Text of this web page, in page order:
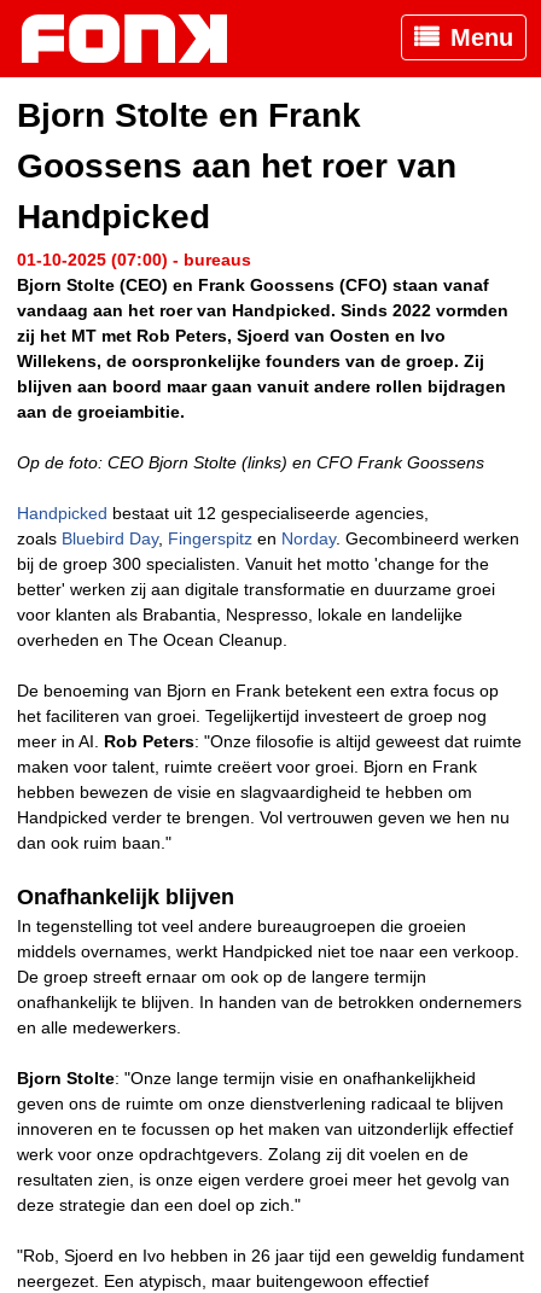
Menu
Bjorn Stolte en Frank
Goossens aan het roer van
Handpicked
01-10-2025 (07:00) - bureaus
Bjorn Stolte (CEO) en Frank Goossens (CFO) staan vanaf
vandaag aan het roer van Handpicked. Sinds 2022 vormden
zij het MT met Rob Peters, Sjoerd van Oosten en Ivo
Willekens, de oorspronkelijke founders van de groep. Zij
blijven aan boord maar gaan vanuit andere rollen bijdragen
aan de groeiambitie.
Op de foto: CEO Bjorn Stolte (links) en CFO Frank Goossens
Handpicked bestaat uit 12 gespecialiseerde agencies,
zoals Bluebird Day, Fingerspitz en Norday. Gecombineerd werken
bij de groep 300 specialisten. Vanuit het motto 'change for the
better' werken zij aan digitale transformatie en duurzame groei
voor klanten als Brabantia, Nespresso, lokale en landelijke
overheden en The Ocean Cleanup.
De benoeming van Bjorn en Frank betekent een extra focus op
het faciliteren van groei. Tegelijkertijd investeert de groep nog
meer in AI. Rob Peters: "Onze filosofie is altijd geweest dat ruimte
maken voor talent, ruimte creëert voor groei. Bjorn en Frank
hebben bewezen de visie en slagvaardigheid te hebben om
Handpicked verder te brengen. Vol vertrouwen geven we hen nu
dan ook ruim baan."
Onafhankelijk blijven
In tegenstelling tot veel andere bureaugroepen die groeien
middels overnames, werkt Handpicked niet toe naar een verkoop.
De groep streeft ernaar om ook op de langere termijn
onafhankelijk te blijven. In handen van de betrokken ondernemers
en alle medewerkers.
Bjorn Stolte: "Onze lange termijn visie en onafhankelijkheid
geven ons de ruimte om onze dienstverlening radicaal te blijven
innoveren en te focussen op het maken van uitzonderlijk effectief
werk voor onze opdrachtgevers. Zolang zij dit voelen en de
resultaten zien, is onze eigen verdere groei meer het gevolg van
deze strategie dan een doel op zich."
"Rob, Sjoerd en Ivo hebben in 26 jaar tijd een geweldig fundament
neergezet. Een atypisch, maar buitengewoon effectief